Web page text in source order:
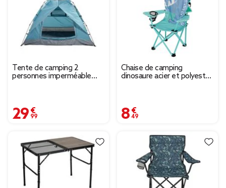
Tente de camping 2
personnes imperméable
29,99 €
Chaise de camping
dinosaure acier et polyester
8,49 €